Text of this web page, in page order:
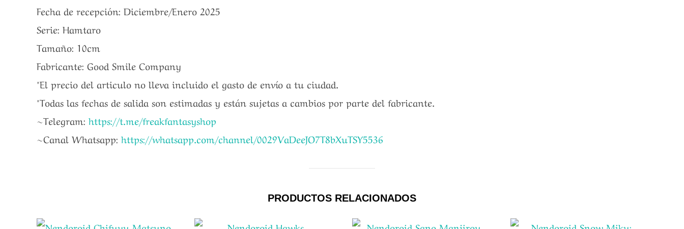
Fecha de recepción: Diciembre/Enero 2025
Serie: Hamtaro
Tamaño: 10cm
Fabricante: Good Smile Company
*El precio del articulo no lleva incluido el gasto de envío a tu ciudad.
*Todas las fechas de salida son estimadas y están sujetas a cambios por parte del fabricante.
~Telegram: https://t.me/freakfantasyshop
~Canal Whatsapp: https://whatsapp.com/channel/0029VaDeeJO7T8bXuTSY5536
PRODUCTOS RELACIONADOS